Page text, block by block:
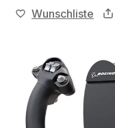
Wunschliste